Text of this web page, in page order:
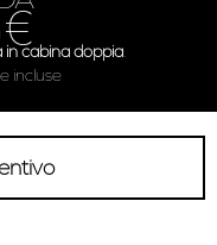
in cabina doppia.
incluse